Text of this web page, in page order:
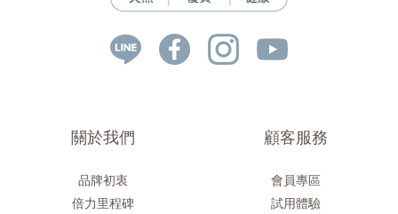
關於我們
品牌初衷
倍力里程碑
顧客服務
會員專區
試用體驗